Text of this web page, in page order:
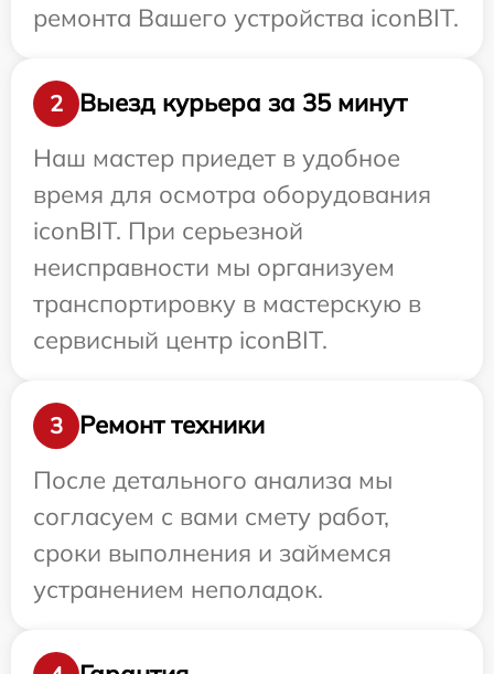
ремонта Вашего устройства iconBIT.
2
Выезд курьера за 35 минут
Наш мастер приедет в удобное
время для осмотра оборудования
iconBIT. При серьезной
неисправности мы организуем
транспортировку в мастерскую в
сервисный центр iconBIT.
3
Ремонт техники
После детального анализа мы
согласуем с вами смету работ,
сроки выполнения и займемся
устранением неполадок.